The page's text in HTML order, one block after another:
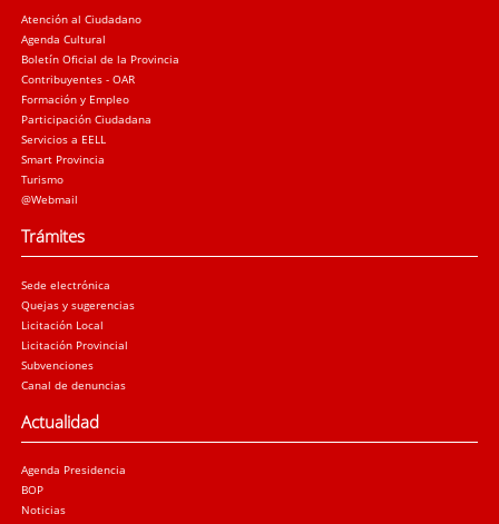
Atención al Ciudadano
Agenda Cultural
Boletín Oficial de la Provincia
Contribuyentes - OAR
Formación y Empleo
Participación Ciudadana
Servicios a EELL
Smart Provincia
Turismo
@Webmail
Trámites
Sede electrónica
Quejas y sugerencias
Licitación Local
Licitación Provincial
Subvenciones
Canal de denuncias
Actualidad
Agenda Presidencia
BOP
Noticias